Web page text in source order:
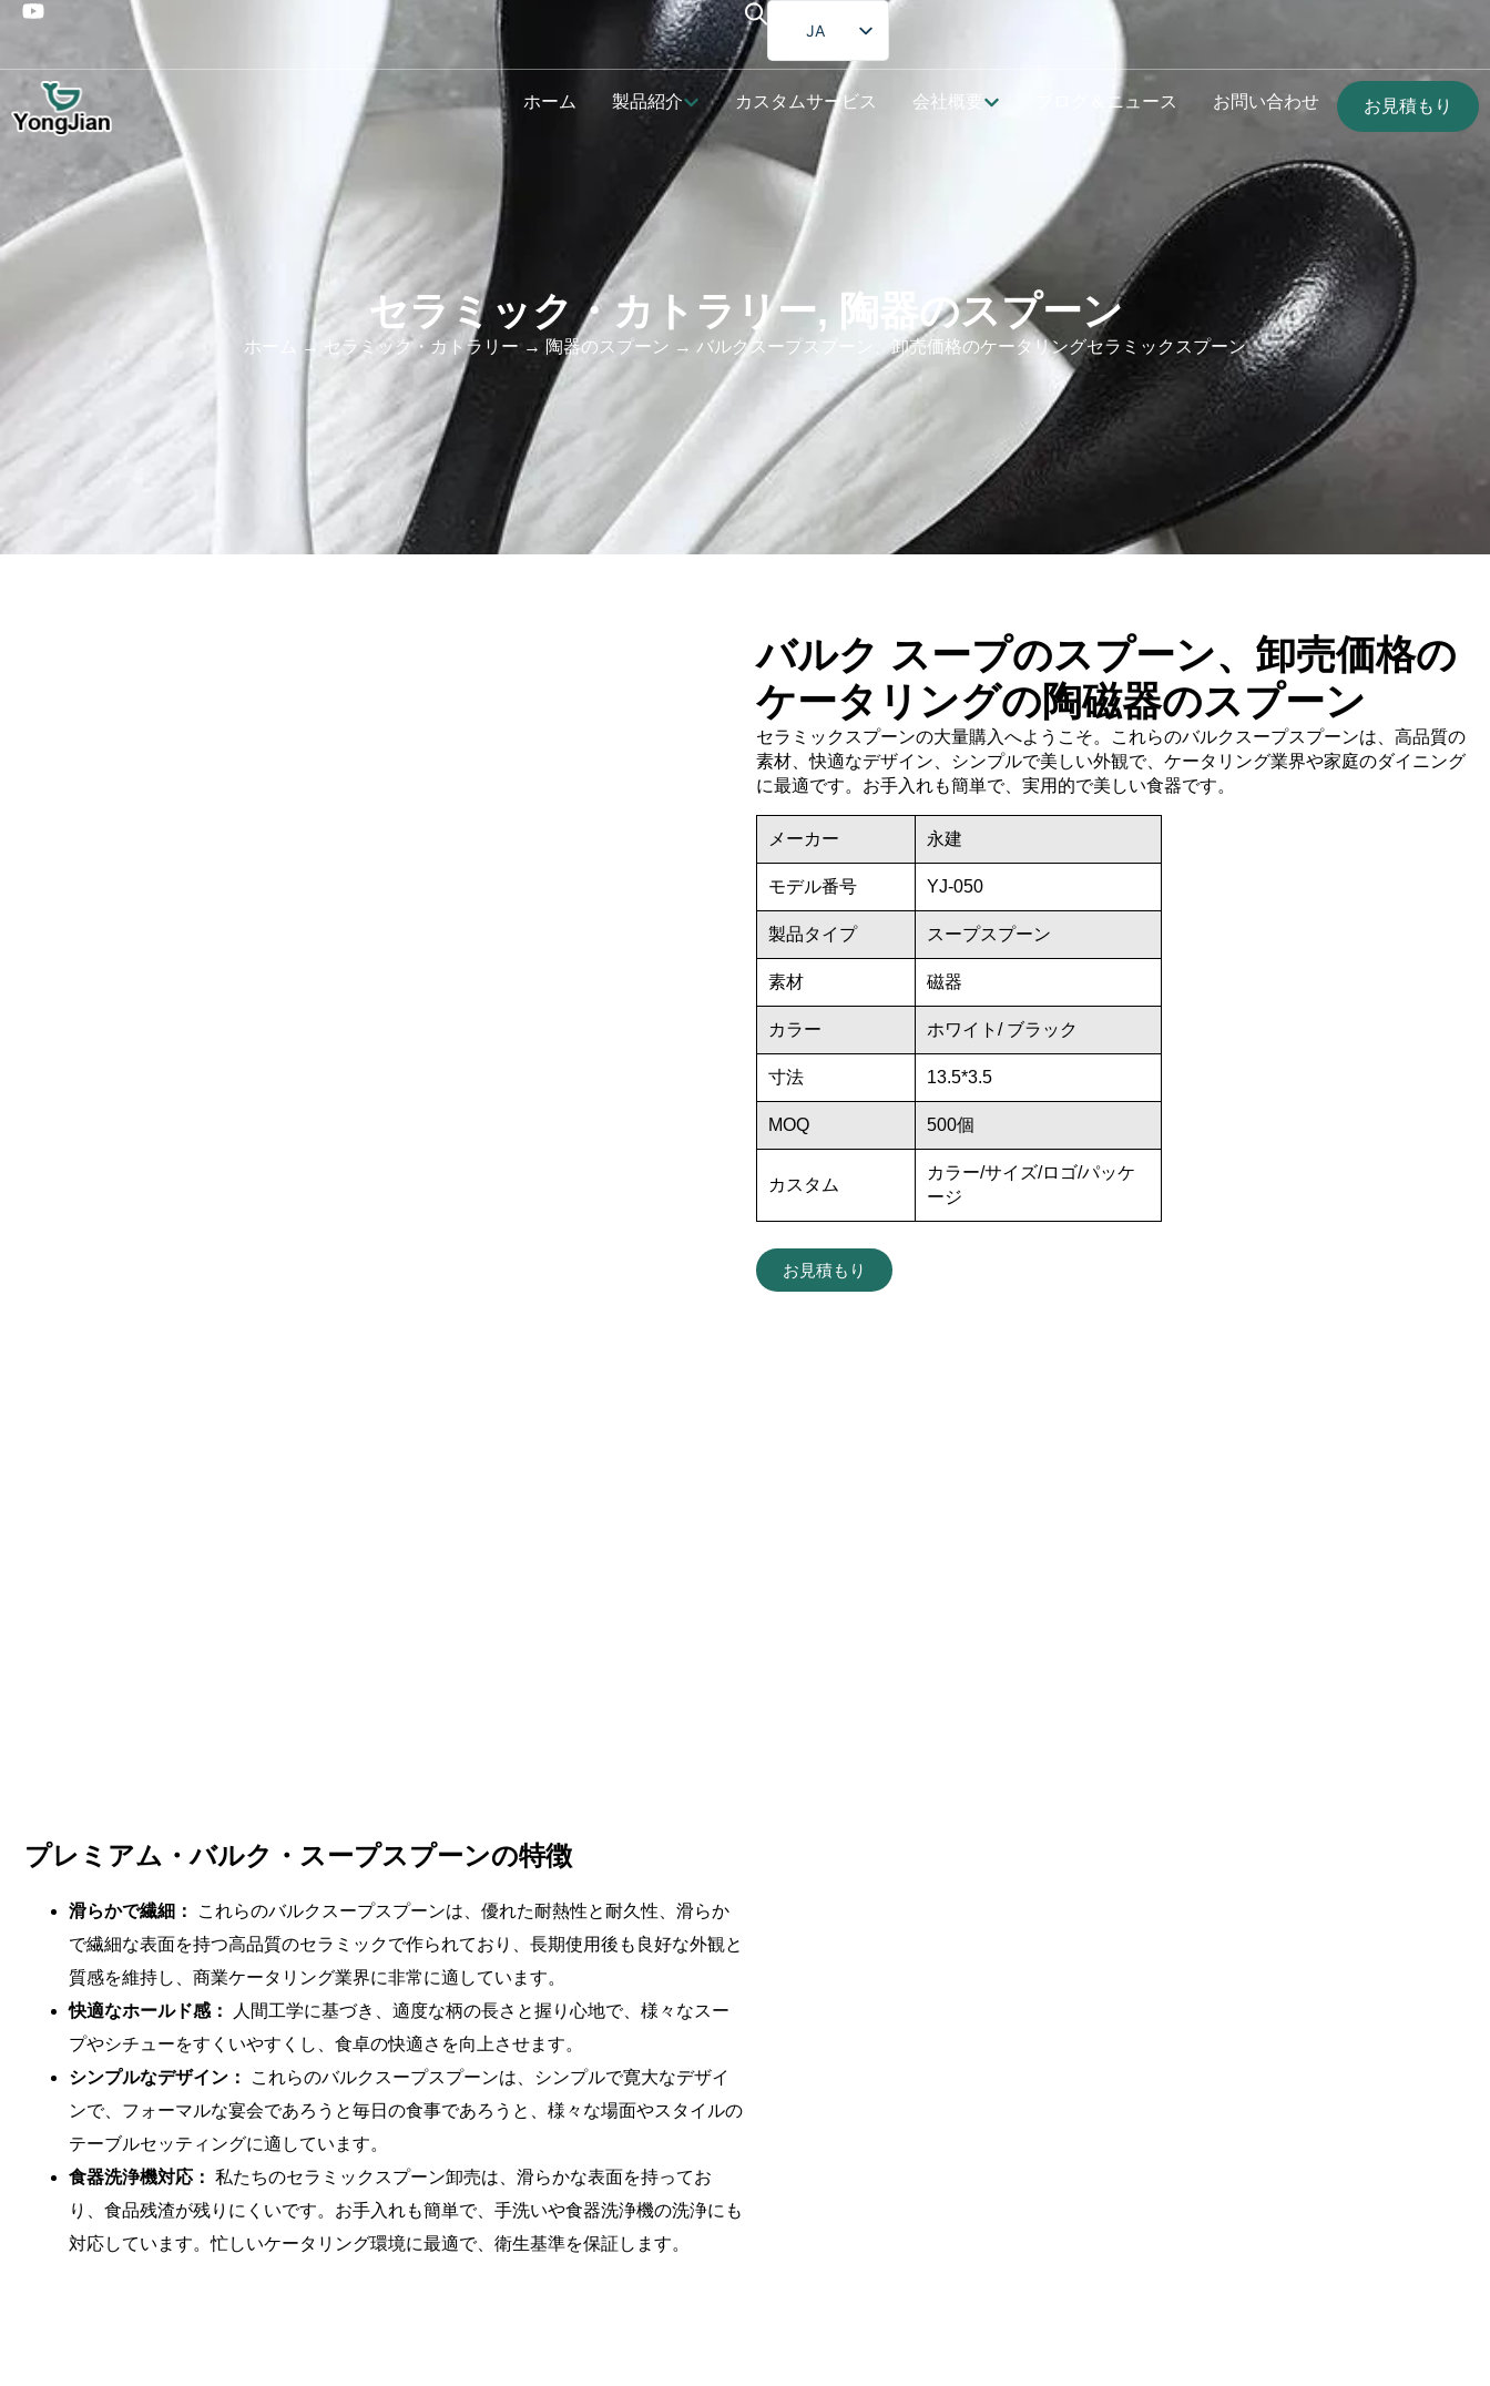
JA
EN
FR
DE
ES
PT
ホーム 製品紹介 カスタムサービス 会社概要 ブログ＆ニュース お問い合わせ お見積もり
セラミック・カトラリー, 陶器のスプーン
ホーム → セラミック・カトラリー→ 陶器のスプーン → バルクスープスプーン、卸売価格のケータリングセラミックスプーン
バルク スープのスプーン、卸売価格の
ケータリングの陶磁器のスプーン
セラミックスプーンの大量購入へようこそ。これらのバルクスープスプーンは、高品質の
素材、快適なデザイン、シンプルで美しい外観で、ケータリング業界や家庭のダイニング
に最適です。お手入れも簡単で、実用的で美しい食器です。
メーカー 永建
モデル番号 YJ-050
製品タイプ スープスプーン
素材 磁器
カラー ホワイト/ ブラック
寸法 13.5*3.5
MOQ 500個
カスタム
カラー/サイズ/ロゴ/パッケ
ージ
お見積もり
プレミアム・バルク・スープスプーンの特徴
滑らかで繊細：
これらのバルクスープスプーンは、優れた耐熱性と耐久性、滑らか
で繊細な表面を持つ高品質のセラミックで作られており、長期使用後も良好な外観と
質感を維持し、商業ケータリング業界に非常に適しています。
快適なホールド感：
人間工学に基づき、適度な柄の長さと握り心地で、様々なスー
プやシチューをすくいやすくし、食卓の快適さを向上させます。
シンプルなデザイン：
これらのバルクスープスプーンは、シンプルで寛大なデザイ
ンで、フォーマルな宴会であろうと毎日の食事であろうと、様々な場面やスタイルの
テーブルセッティングに適しています。
食器洗浄機対応： 私たちのセラミックスプーン卸売は、滑らかな表面を持ってお
り、食品残渣が残りにくいです。お手入れも簡単で、手洗いや食器洗浄機の洗浄にも
対応しています。忙しいケータリング環境に最適で、衛生基準を保証します。